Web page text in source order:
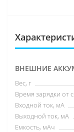
ВНЕШНИЕ
Вес, г
Время зарядки от
Входной ток, мА
Выходной ток, мА
Емкость, мАч